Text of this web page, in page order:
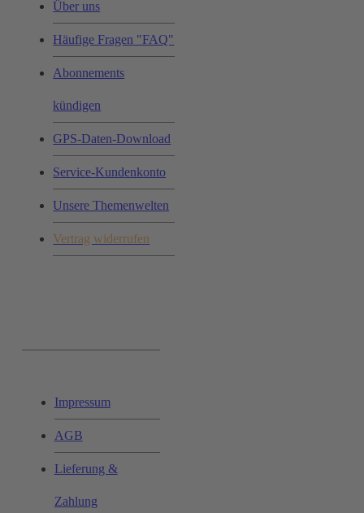
Über uns
Häufige Fragen "FAQ"
Abonnements
kündigen
GPS-Daten-Download
Service-Kundenkonto
Unsere Themenwelten
Vertrag widerrufen
Impressum
AGB
Lieferung &
Zahlung